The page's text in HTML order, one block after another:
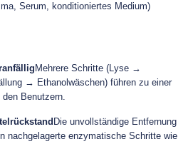
Serum, konditioniertes Medium)
Mehrere Schritte (Lyse →
→ Ethanolwäschen) führen zu einer
Benutzern.
Die unvollständige Entfernung
nachgelagerte enzymatische Schritte wie